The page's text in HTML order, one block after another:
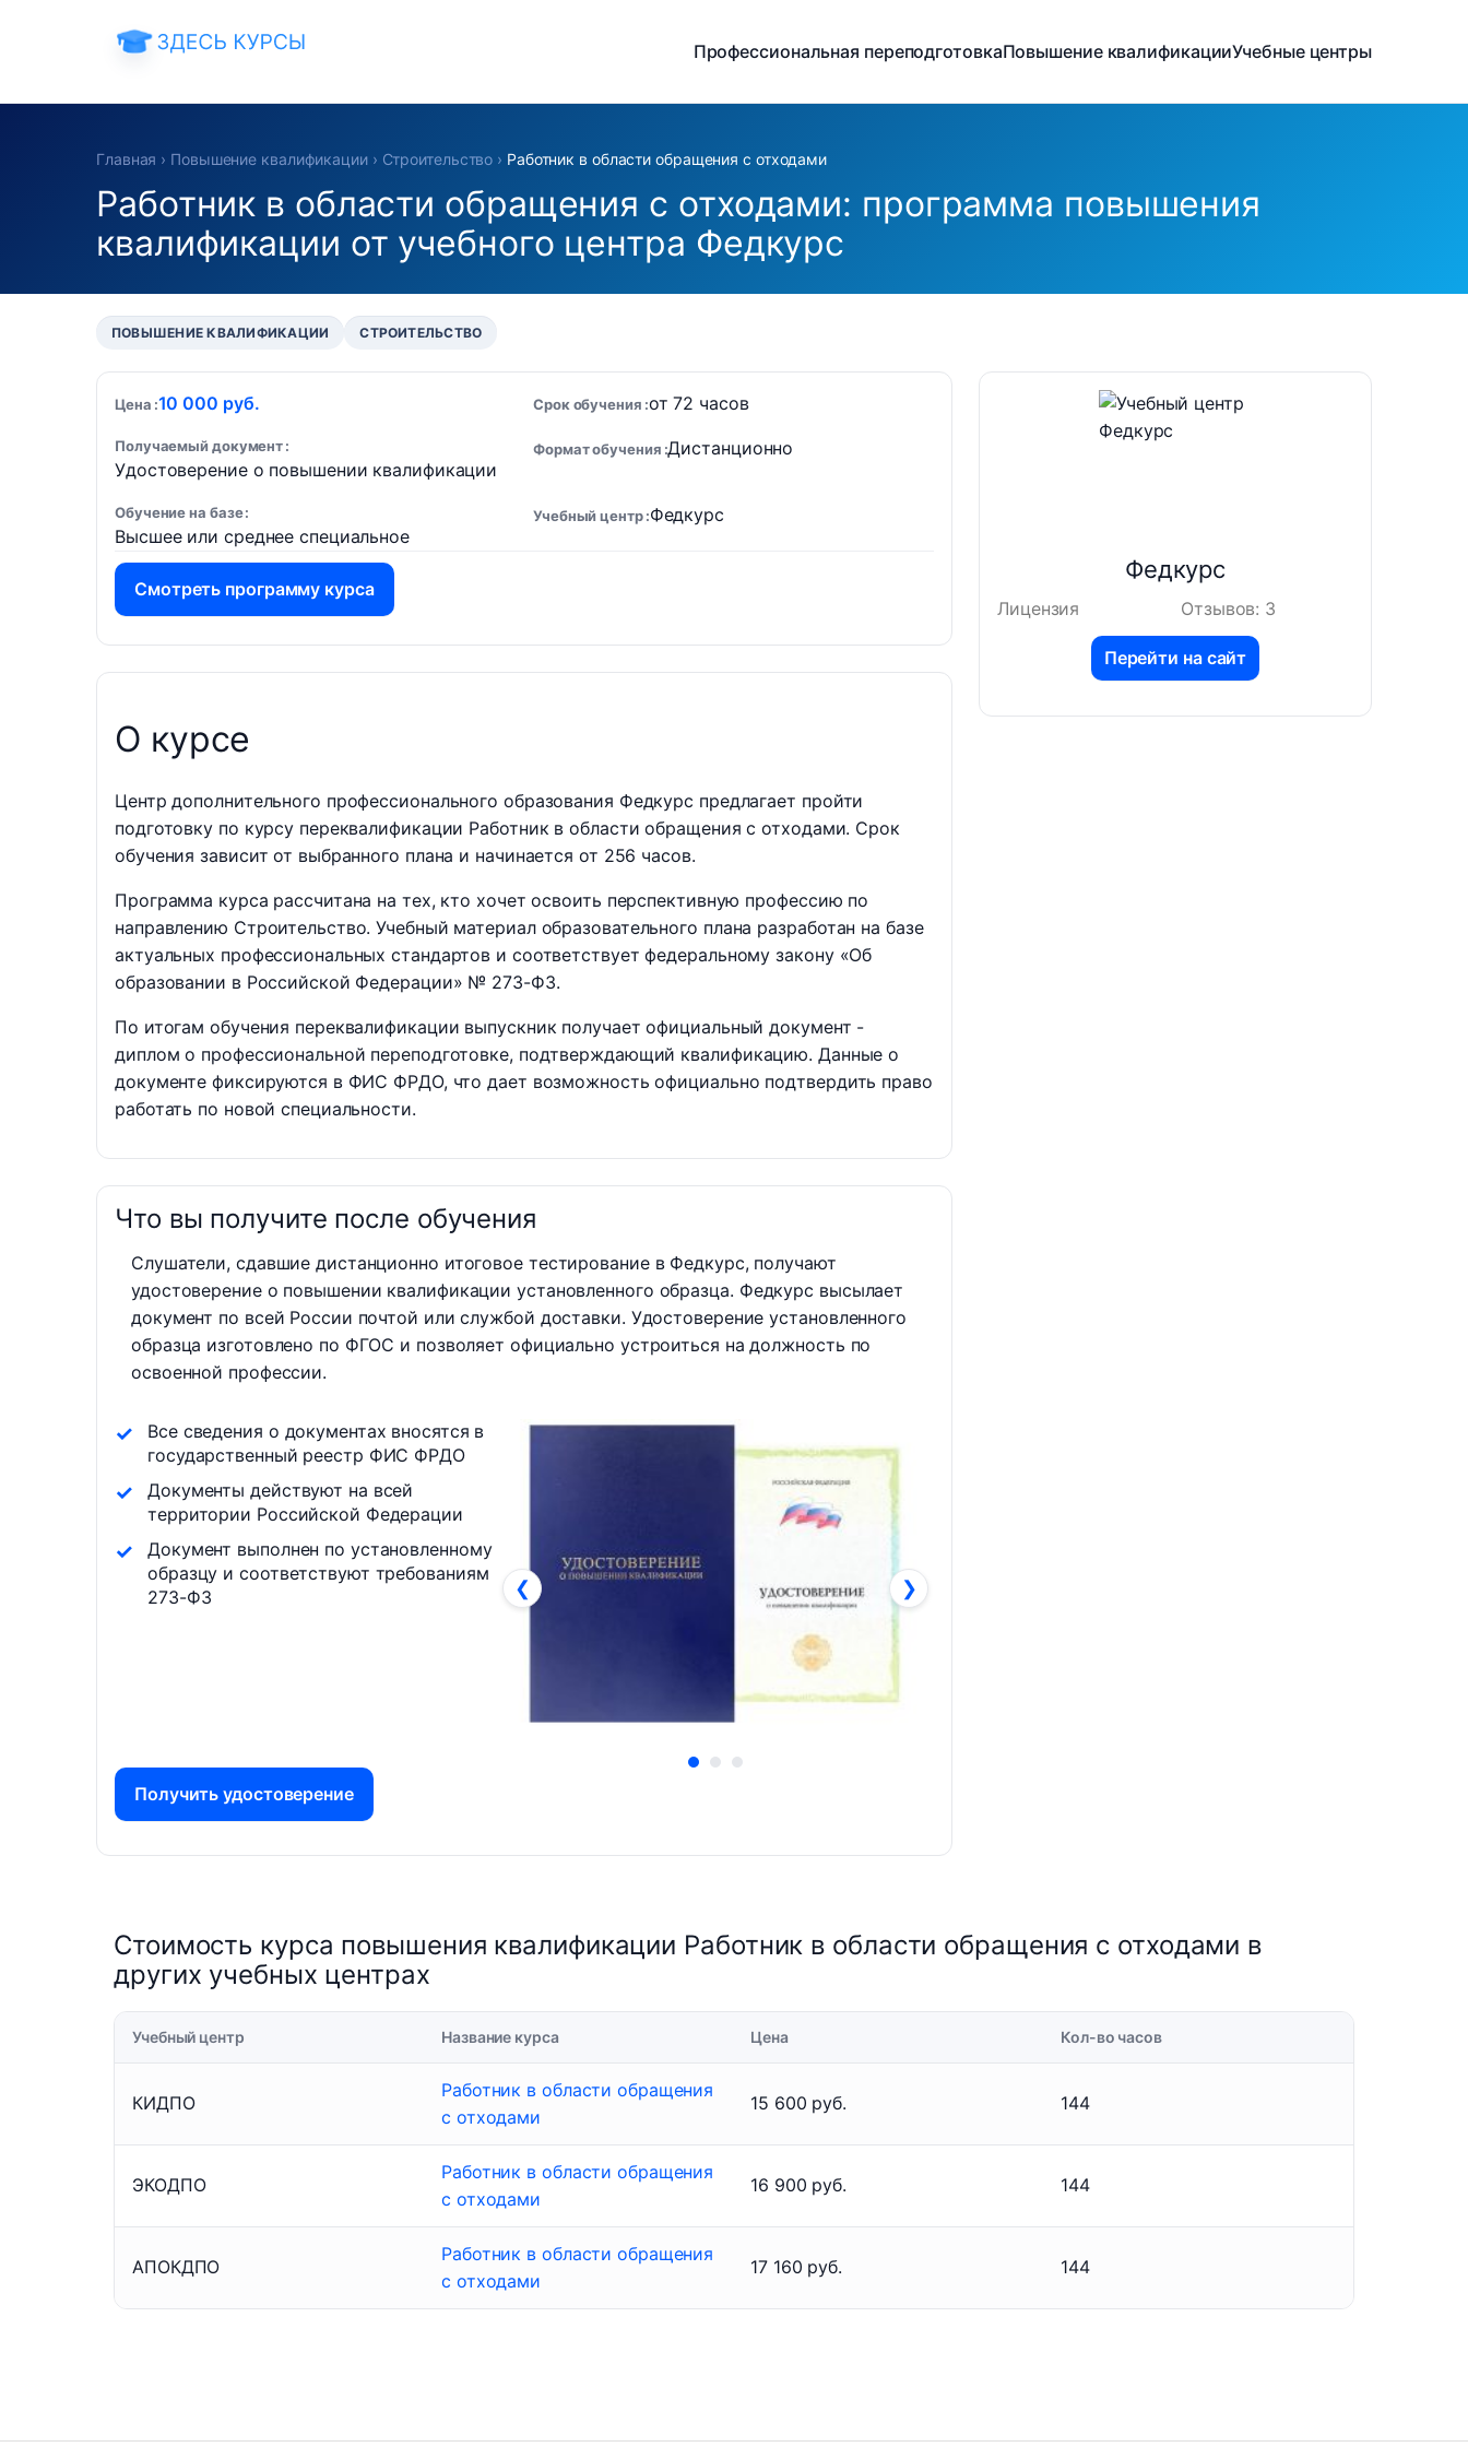
Профессиональная переподготовкаПовышение квалификацииУчебные центры
Главная › Повышение квалификации› Строительство › Работник в области обращения с отходами
Работник в области обращения с отходами: программа повышения
квалификации от учебного центра Федкурс
ПОВЫШЕНИЕ КВАЛИФИКАЦИИ СТРОИТЕЛЬСТВО
Цена 10 000 руб. Срок обучения от 72 часов
Получаемый документ
Удостоверение о повышении квалификации
Формат обучения Дистанционно
Обучение на базе
Высшее или среднее специальное
Учебный центр Федкурс
Смотреть программу курса
О курсе
Центр дополнительного профессионального образования Федкурс предлагает пройти
подготовку по курсу переквалификации Работник в области обращения с отходами. Срок
обучения зависит от выбранного плана и начинается от 256 часов.
Программа курса рассчитана на тех, кто хочет освоить перспективную профессию по
направлению Строительство. Учебный материал образовательного плана разработан на базе
актуальных профессиональных стандартов и соответствует федеральному закону «Об
образовании в Российской Федерации» № 273-ФЗ.
По итогам обучения переквалификации выпускник получает официальный документ -
диплом о профессиональной переподготовке, подтверждающий квалификацию. Данные о
документе фиксируются в ФИС ФРДО, что дает возможность официально подтвердить право
работать по новой специальности.
Что вы получите после обучения
Слушатели, сдавшие дистанционно итоговое тестирование в Федкурс, получают
удостоверение о повышении квалификации установленного образца. Федкурс высылает
документ по всей России почтой или службой доставки. Удостоверение установленного
образца изготовлено по ФГОС и позволяет официально устроиться на должность по
освоенной профессии.
Все сведения о документах вносятся в
государственный реестр ФИС ФРДО
Документы действуют на всей
территории Российской Федерации
Документ выполнен по установленному
образцу и соответствуют требованиям
273-ФЗ
❮ ❯
Получить удостоверение
Федкурс
Лицензия Отзывов: 3
Перейти на сайт
Стоимость курса повышения квалификации Работник в области обращения с отходами в
других учебных центрах
Учебный центр Название курса Цена Кол-во часов
КИДПО
Работник в области обращения
с отходами
15 600 руб. 144
ЭКОДПО
Работник в области обращения
с отходами
16 900 руб. 144
АПОКДПО
Работник в области обращения
с отходами
17 160 руб. 144